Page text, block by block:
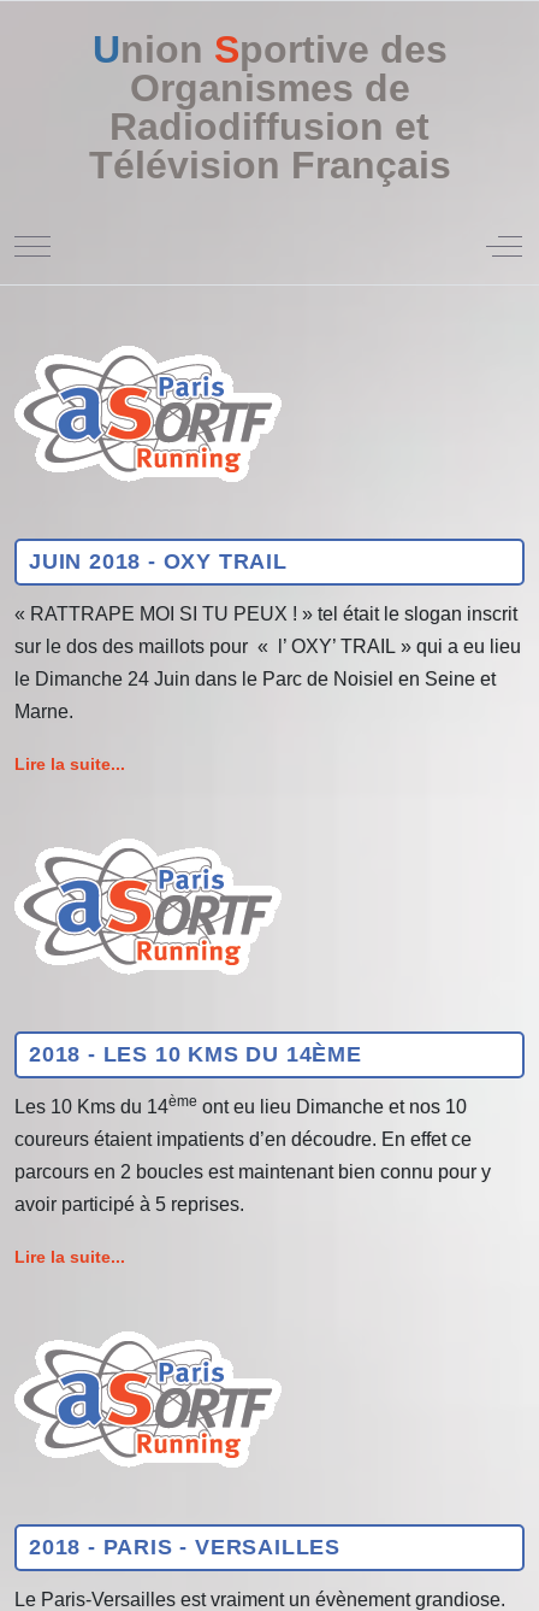
Union Sportive des
Organismes de
Radiodiffusion et
Télévision Français
Mobile Menu Toggle Off-
JUIN 2018 - OXY TRAIL
« RATTRAPE MOI SI TU PEUX ! » tel était le slogan inscrit
sur le dos des maillots pour « l’ OXY’ TRAIL » qui a eu lieu
le Dimanche 24 Juin dans le Parc de Noisiel en Seine et
Marne.
Lire la suite...
2018 - LES 10 KMS DU 14ÈME
Les 10 Kms du 14ème ont eu lieu Dimanche et nos 10
coureurs étaient impatients d’en découdre. En effet ce
parcours en 2 boucles est maintenant bien connu pour y
avoir participé à 5 reprises.
Lire la suite...
2018 - PARIS - VERSAILLES
Le Paris-Versailles est vraiment un évènement grandiose.